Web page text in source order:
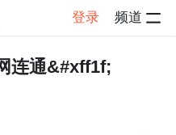
登录 频道
子详情
连通&#xff1f;